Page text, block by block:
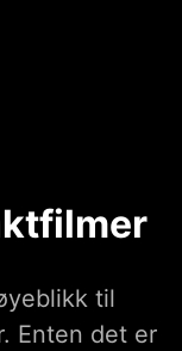
til
Enten det er